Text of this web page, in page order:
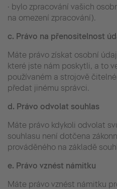
· bylo zpracování vašich
na omezení zpracování).
c. Právo na přenositelnost
Máte právo získat osobní
které jste nám poskytli, a to
používaném a strojově
předat jinému správci.
d. Právo odvolat souhlas
Máte právo kdykoli odvolat
souhlasu není dotčena
prováděného na základě
e. Právo vznést námitku
Máte právo vznést námitku